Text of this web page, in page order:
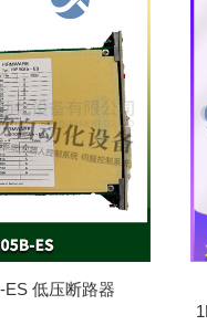
ES 低压断路器